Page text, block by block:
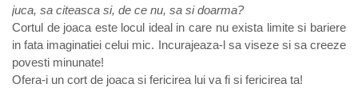
juca, sa citeasca si, de ce nu, sa si doarma?
Cortul de joaca este locul ideal in care nu exista limite si bariere
in fata imaginatiei celui mic. Incurajeaza-l sa viseze si sa creeze
povesti minunate!
Ofera-i un cort de joaca si fericirea lui va fi si fericirea ta!